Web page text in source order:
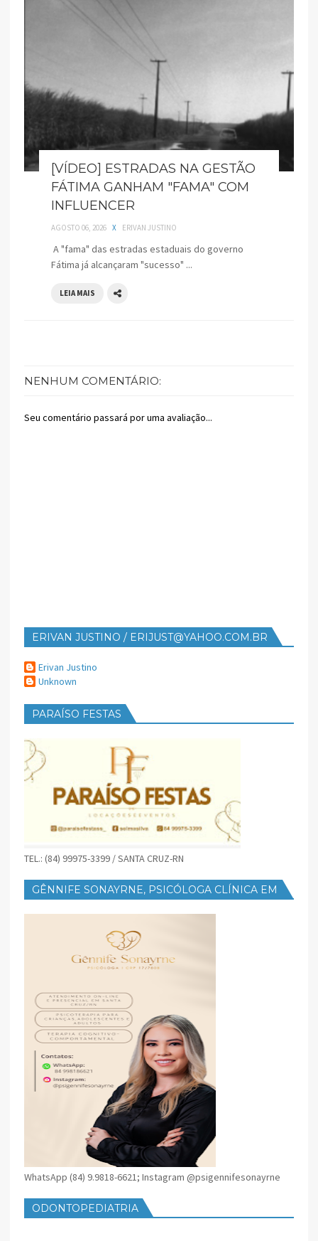
[VÍDEO] ESTRADAS NA GESTÃO
FÁTIMA GANHAM "FAMA" COM
INFLUENCER
AGOSTO 06, 2026 X ERIVAN JUSTINO
A "fama" das estradas estaduais do governo
Fátima já alcançaram "sucesso" ...
LEIA MAIS
NENHUM COMENTÁRIO:
Seu comentário passará por uma avaliação...
ERIVAN JUSTINO / ERIJUST@YAHOO.COM.BR
Erivan Justino
Unknown
PARAÍSO FESTAS
TEL.: (84) 99975-3399 / SANTA CRUZ-RN
GÊNNIFE SONAYRNE, PSICÓLOGA CLÍNICA EM
WhatsApp (84) 9.9818-6621; Instagram @psigennifesonayrne
ODONTOPEDIATRIA